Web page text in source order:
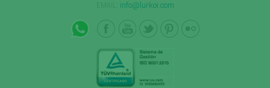
info@lurkoi.com